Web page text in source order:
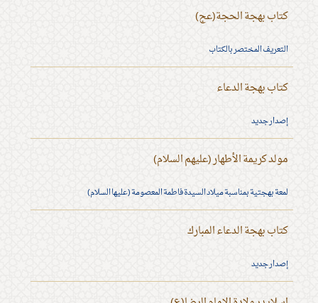
كتاب بهجة الحجة(عج)
التعريف المختصر بالكتاب
كتاب بهجة الدعاء
إصدار جديد
مولد كريمة الأطهار (عليهم السلام)
لمعة بهجتية بمناسبة ميلاد السيدة فاطمة المعصومة (عليها السلام)
كتاب بهجة الدعاء المبارك
إصدار جديد